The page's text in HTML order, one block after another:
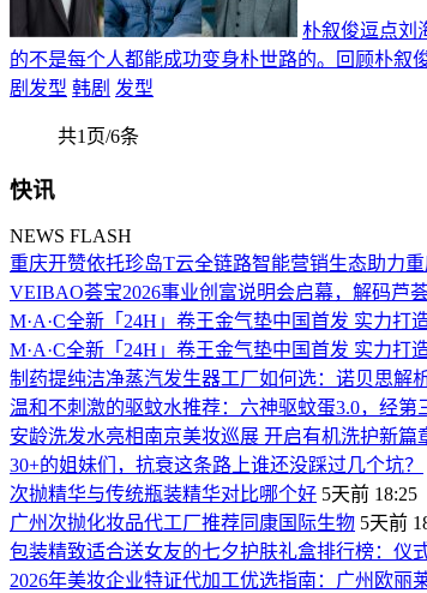
朴叙俊逗点刘
的不是每个人都能成功变身朴世路的。回顾朴叙
剧发型 韩剧 发型
共1页/6条
快讯
NEWS FLASH
重庆开赞依托珍岛T云全链路智能营销生态助力
VEIBAO荟宝2026事业创富说明会启幕，解码芦
M·A·C全新「24H」卷王金气垫中国首发 实力打
M·A·C全新「24H」卷王金气垫中国首发 实力打
制药提纯洁净蒸汽发生器工厂如何选：诺贝思解
温和不刺激的驱蚊水推荐：六神驱蚊蛋3.0，经第
安龄洗发水亮相南京美妆巡展 开启有机洗护新篇
30+的姐妹们，抗衰这条路上谁还没踩过几个坑？
次抛精华与传统瓶装精华对比哪个好 5天前 18:25
广州次抛化妆品代工厂推荐同康国际生物 5天前
包装精致适合送女友的七夕护肤礼盒排行榜：仪
2026年美妆企业特证代加工优选指南：广州欧